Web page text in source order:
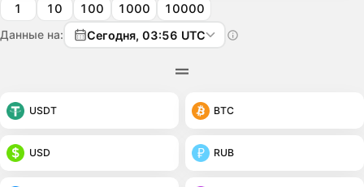
1 10 100 1000 10000
Данные на: Сегодня, 03:56 UTC
USDT BTC
USD RUB